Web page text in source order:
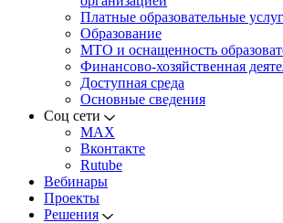
Платные образовательные
Образование
МТО и оснащенность
Финансово-хозяйственная
Доступная среда
Основные сведения
Соц сети
MAX
Вконтакте
Rutube
Вебинары
Проекты
Решения